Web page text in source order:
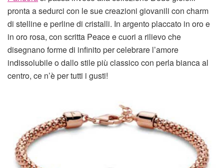
pronta a sedurci con le sue creazioni giovanili con charm
di stelline e perline di cristalli. In argento placcato in oro e
in oro rosa, con scritta Peace e cuori a rilievo che
disegnano forme di infinito per celebrare l’amore
indissolubile o dallo stile più classico con perla bianca al
centro, ce n’è per tutti i gusti!